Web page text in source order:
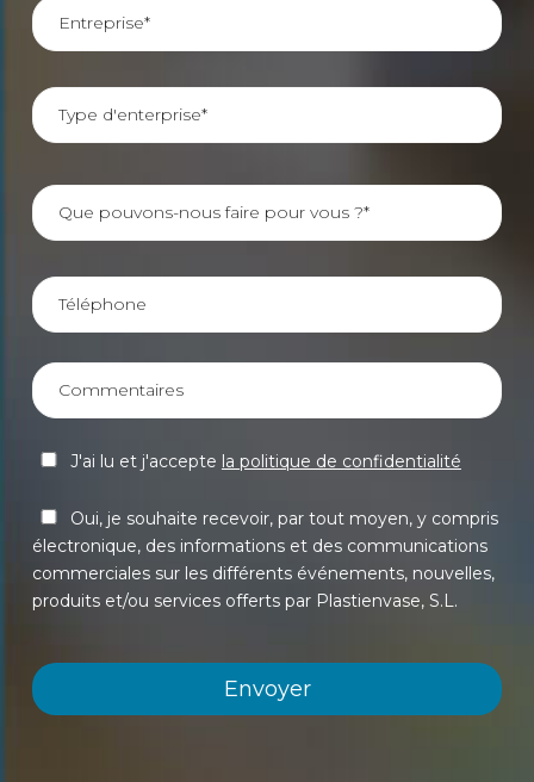
J'ai lu et j'accepte la politique de confidentialité
Oui, je souhaite recevoir, par tout moyen, y compris
électronique, des informations et des communications
commerciales sur les différents événements, nouvelles,
produits et/ou services offerts par Plastienvase, S.L.